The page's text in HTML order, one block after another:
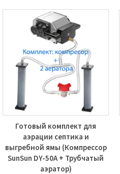
Готовый комплект для
аэрации септика и
выгребной ямы (Компрессор
SunSun DY-50А + Трубчатый
аэратор)